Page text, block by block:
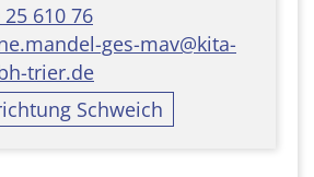
25 610 76
ges-mav@kita-
trier.de
Schweich